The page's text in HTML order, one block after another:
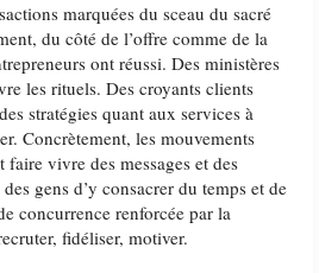
marquées du sceau du sacré
du côté de l’offre comme de la
ont réussi. Des ministères
les rituels. Des croyants clients
stratégies quant aux services à
Concrètement, les mouvements
vivre des messages et des
gens d’y consacrer du temps et de
concurrence renforcée par la
fidéliser, motiver.